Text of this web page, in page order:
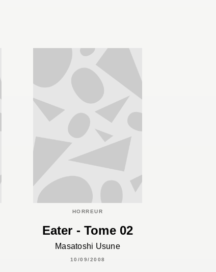
HORREUR
Eater - Tome 02
Masatoshi Usune
10/09/2008